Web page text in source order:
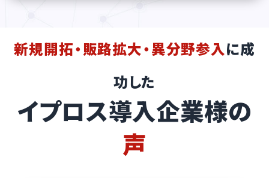
新規開拓・販路拡大・異分野参入に成
功した
イプロス導入企業様の
声